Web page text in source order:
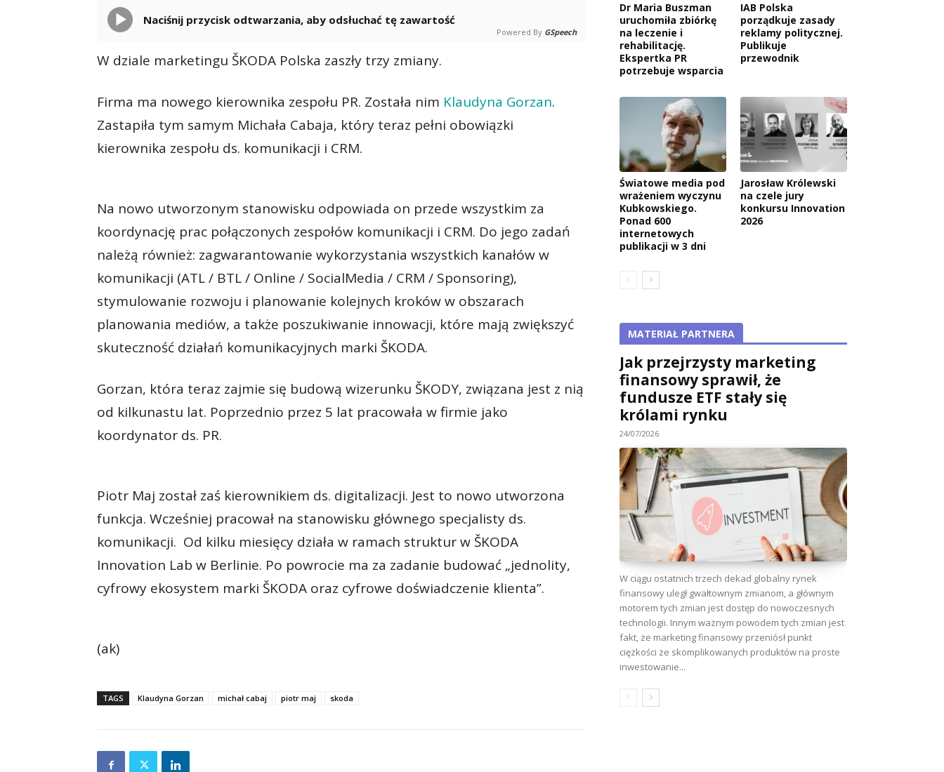
Naciśnij przycisk odtwarzania, aby odsłuchać tę zawartość
Powered By GSpeech
W dziale marketingu ŠKODA Polska zaszły trzy zmiany.
Firma ma nowego kierownika zespołu PR. Została nim Klaudyna Gorzan.
Zastapiła tym samym Michała Cabaja, który teraz pełni obowiązki
kierownika zespołu ds. komunikacji i CRM.
Na nowo utworzonym stanowisku odpowiada on przede wszystkim za
koordynację prac połączonych zespołów komunikacji i CRM. Do jego zadań
należą również: zagwarantowanie wykorzystania wszystkich kanałów w
komunikacji (ATL / BTL / Online / SocialMedia / CRM / Sponsoring),
stymulowanie rozwoju i planowanie kolejnych kroków w obszarach
planowania mediów, a także poszukiwanie innowacji, które mają zwiększyć
skuteczność działań komunikacyjnych marki ŠKODA.
Gorzan, która teraz zajmie się budową wizerunku ŠKODY, związana jest z nią
od kilkunastu lat. Poprzednio przez 5 lat pracowała w firmie jako
koordynator ds. PR.
Piotr Maj został zaś kierownikiem ds. digitalizacji. Jest to nowo utworzona
funkcja. Wcześniej pracował na stanowisku głównego specjalisty ds.
komunikacji. Od kilku miesięcy działa w ramach struktur w ŠKODA
Innovation Lab w Berlinie. Po powrocie ma za zadanie budować „jednolity,
cyfrowy ekosystem marki ŠKODA oraz cyfrowe doświadczenie klienta”.
(ak)
TAGS Klaudyna Gorzan michał cabaj piotr maj skoda
Dr Maria Buszman
uruchomiła zbiórkę
na leczenie i
rehabilitację.
Ekspertka PR
potrzebuje wsparcia
IAB Polska
porządkuje zasady
reklamy politycznej.
Publikuje
przewodnik
Światowe media pod
wrażeniem wyczynu
Kubkowskiego.
Ponad 600
internetowych
publikacji w 3 dni
Jarosław Królewski
na czele jury
konkursu Innovation
2026
MATERIAŁ PARTNERA
Jak przejrzysty marketing
finansowy sprawił, że
fundusze ETF stały się
królami rynku
24/07/2026
W ciągu ostatnich trzech dekad globalny rynek
finansowy uległ gwałtownym zmianom, a głównym
motorem tych zmian jest dostęp do nowoczesnych
technologii. Innym ważnym powodem tych zmian jest
fakt, że marketing finansowy przeniósł punkt
ciężkości ze skomplikowanych produktów na proste
inwestowanie...